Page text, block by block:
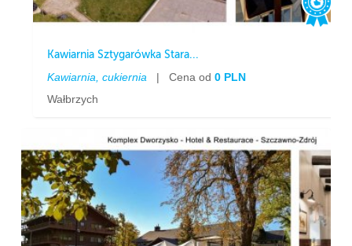
Kawiarnia Sztygarówka Stara...
Kawiarnia, cukiernia | Cena od0 PLN
Wałbrzych